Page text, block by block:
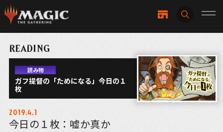
READING
読み物
ガフ提督の「ためになる」今日の１
枚
2019.4.1
今日の１枚：嘘か真か